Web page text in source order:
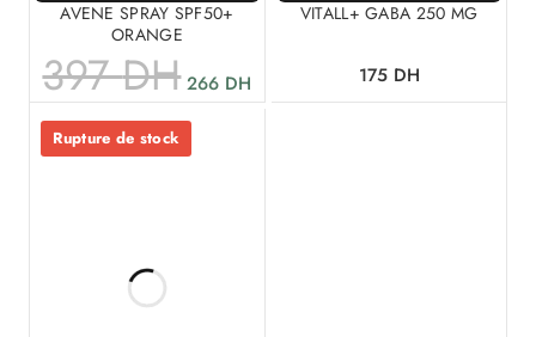
AVENE SPRAY SPF50+
ORANGE
397DH 266 DH
VITALL+ GABA 250 MG
175 DH
Rupture de stock